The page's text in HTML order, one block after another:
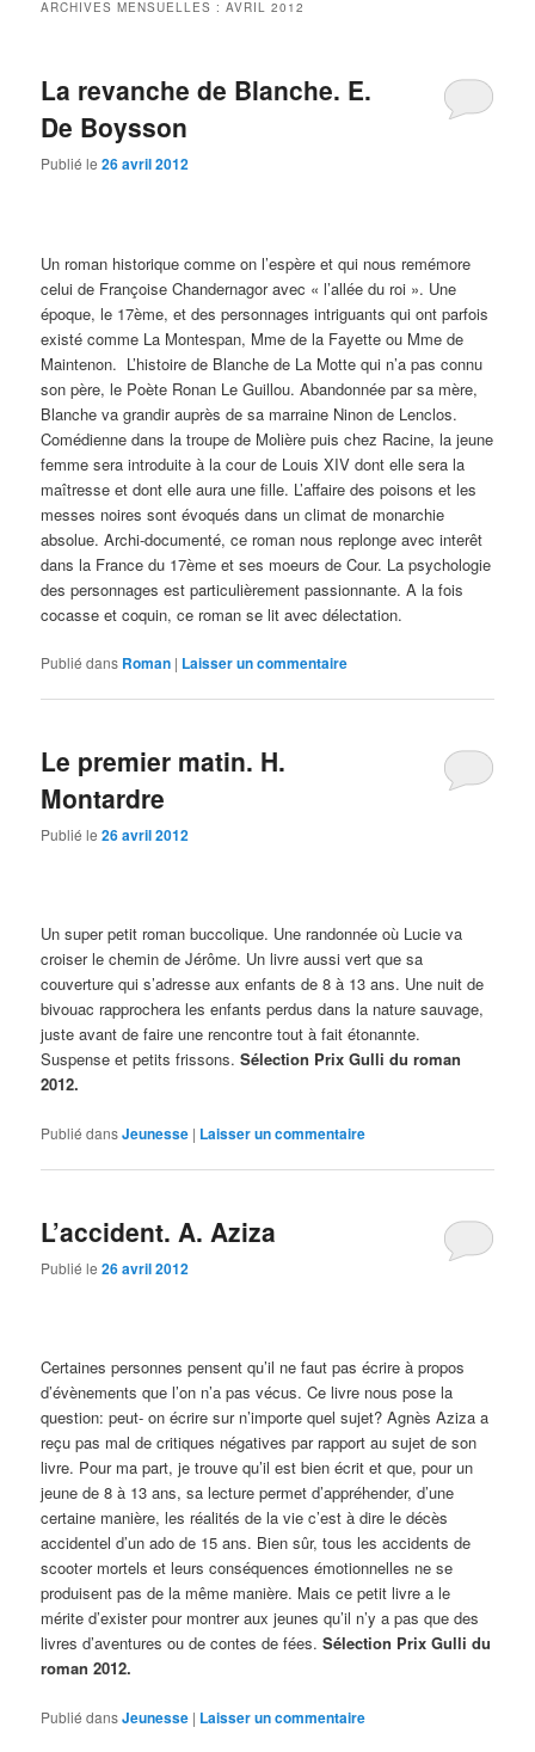
ARCHIVES MENSUELLES :AVRIL 2012
La revanche de Blanche. E.
De Boysson
Publié le26 avril 2012
Un roman historique comme on l’espère et qui nous remémore
celui de Françoise Chandernagor avec « l’allée du roi ». Une
époque, le 17ème, et des personnages intriguants qui ont parfois
existé comme La Montespan, Mme de la Fayette ou Mme de
Maintenon. L’histoire de Blanche de La Motte qui n’a pas connu
son père, le Poète Ronan Le Guillou. Abandonnée par sa mère,
Blanche va grandir auprès de sa marraine Ninon de Lenclos.
Comédienne dans la troupe de Molière puis chez Racine, la jeune
femme sera introduite à la cour de Louis XIV dont elle sera la
maîtresse et dont elle aura une fille. L’affaire des poisons et les
messes noires sont évoqués dans un climat de monarchie
absolue. Archi-documenté, ce roman nous replonge avec interêt
dans la France du 17ème et ses moeurs de Cour. La psychologie
des personnages est particulièrement passionnante. A la fois
cocasse et coquin, ce roman se lit avec délectation.
Publié dans Roman | Laisser un commentaire
Le premier matin. H.
Montardre
Publié le26 avril 2012
Un super petit roman buccolique. Une randonnée où Lucie va
croiser le chemin de Jérôme. Un livre aussi vert que sa
couverture qui s’adresse aux enfants de 8 à 13 ans. Une nuit de
bivouac rapprochera les enfants perdus dans la nature sauvage,
juste avant de faire une rencontre tout à fait étonannte.
Suspense et petits frissons.Sélection Prix Gulli du roman
2012.
Publié dansJeunesse | Laisser un commentaire
L’accident. A. Aziza
Publié le26 avril 2012
Certaines personnes pensent qu’il ne faut pas écrire à propos
d’évènements que l’on n’a pas vécus. Ce livre nous pose la
question: peut- on écrire sur n’importe quel sujet? Agnès Aziza a
reçu pas mal de critiques négatives par rapport au sujet de son
livre. Pour ma part, je trouve qu’il est bien écrit et que, pour un
jeune de 8 à 13 ans, sa lecture permet d’appréhender, d’une
certaine manière, les réalités de la vie c’est à dire le décès
accidentel d’un ado de 15 ans. Bien sûr, tous les accidents de
scooter mortels et leurs conséquences émotionnelles ne se
produisent pas de la même manière. Mais ce petit livre a le
mérite d’exister pour montrer aux jeunes qu’il n’y a pas que des
livres d’aventures ou de contes de fées.Sélection Prix Gulli du
roman 2012.
Publié dansJeunesse | Laisser un commentaire